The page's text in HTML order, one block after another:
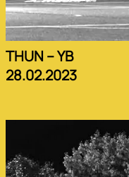
THUN – YB
28.02.2023